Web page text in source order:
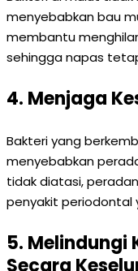
menyebabkan bau
membantu
sehingga napas
4. Menjaga
Bakteri yang
menyebabkan
tidak diatasi,
penyakit periodontal
5. Melindungi
Secara